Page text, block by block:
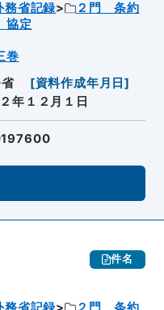
務省記録
２門 条約
協定
巻
[資料作成年月日]
年１２月１日
件名